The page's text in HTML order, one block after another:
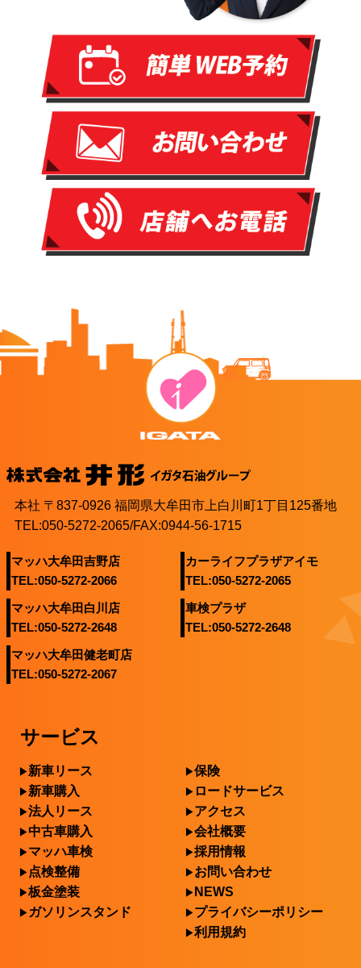
本社 〒837-0926 福岡県大牟田市上白川町1丁目125番地
TEL:050-5272-2065/FAX:0944-56-1715
マッハ大牟田吉野店
TEL:050-5272-2066
カーライフプラザアイモ
TEL:050-5272-2065
マッハ大牟田白川店
TEL:050-5272-2648
車検プラザ
TEL:050-5272-2648
マッハ大牟田健老町店
TEL:050-5272-2067
サービス
新車リース
新車購入
法人リース
中古車購入
マッハ車検
点検整備
板金塗装
ガソリンスタンド
保険
ロードサービス
アクセス
会社概要
採用情報
お問い合わせ
NEWS
プライバシーポリシー
利用規約